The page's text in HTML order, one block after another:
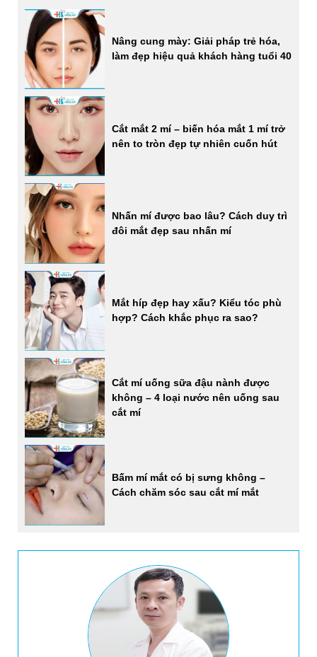
Nâng cung mày: Giải pháp trẻ hóa,
làm đẹp hiệu quả khách hàng tuổi 40
Cắt mắt 2 mí – biến hóa mắt 1 mí trở
nên to tròn đẹp tự nhiên cuốn hút
Nhấn mí được bao lâu? Cách duy trì
đôi mắt đẹp sau nhấn mí
Mắt híp đẹp hay xấu? Kiểu tóc phù
hợp? Cách khắc phục ra sao?
Cắt mí uống sữa đậu nành được
không – 4 loại nước nên uống sau
cắt mí
Bấm mí mắt có bị sưng không –
Cách chăm sóc sau cắt mí mắt